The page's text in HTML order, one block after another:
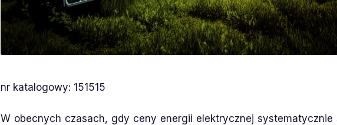
nr katalogowy: 151515
W obecnych czasach, gdy ceny energii elektrycznej systematycznie